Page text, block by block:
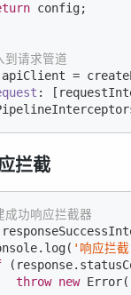
config;
请求管道
apiClient =
:
拦截
功响应拦截器
.log( '响应拦
throw new Error(